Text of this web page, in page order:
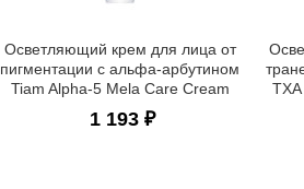
Осветляющий крем для лица от
пигментации с альфа-арбутином
Tiam Alpha-5 Mela Care Cream
1 193 ₽